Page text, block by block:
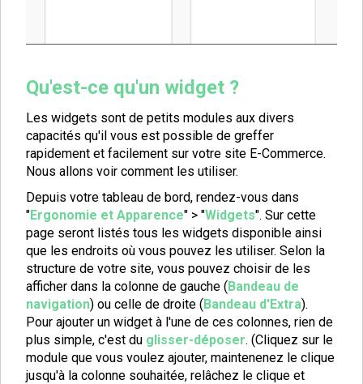
Qu'est-ce qu'un widget ?
Les widgets sont de petits modules aux divers
capacités qu'il vous est possible de greffer
rapidement et facilement sur votre site E-Commerce.
Nous allons voir comment les utiliser.
Depuis votre tableau de bord, rendez-vous dans
"Ergonomie et Apparence" > "Widgets". Sur cette
page seront listés tous les widgets disponible ainsi
que les endroits où vous pouvez les utiliser. Selon la
structure de votre site, vous pouvez choisir de les
afficher dans la colonne de gauche (Bandeau de
navigation) ou celle de droite (Bandeau d'Extra).
Pour ajouter un widget à l'une de ces colonnes, rien de
plus simple, c'est du glisser-déposer. (Cliquez sur le
module que vous voulez ajouter, maintenenez le clique
jusqu'à la colonne souhaitée, relâchez le clique et